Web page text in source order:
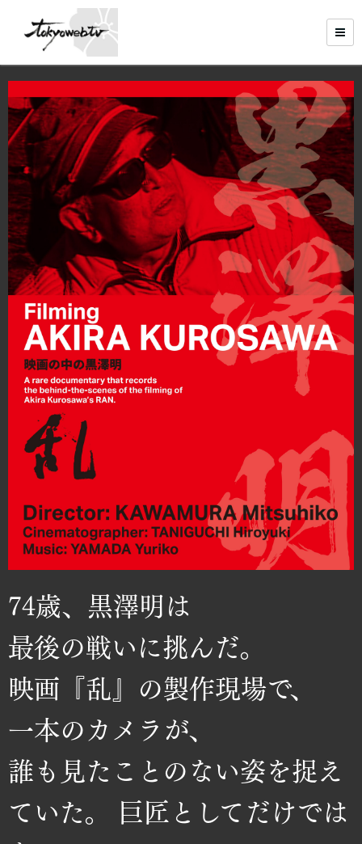
74歳、黒澤明は
最後の戦いに挑んだ。
映画『乱』の製作現場で、
一本のカメラが、
誰も見たことのない姿を捉え
ていた。 巨匠としてだけでは